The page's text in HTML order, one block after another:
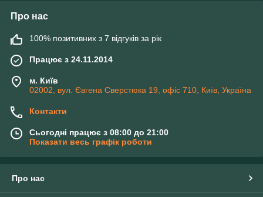
Про нас
100% позитивних з 7 відгуків за рік
Працює з 24.11.2014
м. Київ
02002, вул. Євгена Сверстюка 19, офіс 710, Київ, Україна
Контакти
Сьогодні працює з 08:00 до 21:00
Показати весь графік роботи
Про нас